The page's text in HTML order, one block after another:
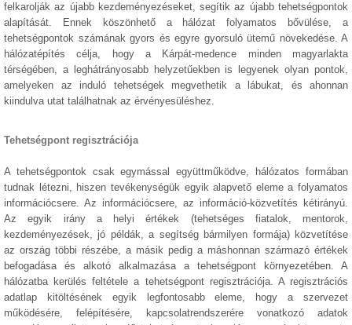
felkarolják az újabb kezdeményezéseket, segítik az újabb tehetségpontok
alapítását. Ennek köszönhető a hálózat folyamatos bővülése, a
tehetségpontok számának gyors és egyre gyorsuló ütemű növekedése. A
hálózatépítés célja, hogy a Kárpát-medence minden magyarlakta
térségében, a leghátrányosabb helyzetűekben is legyenek olyan pontok,
amelyeken az induló tehetségek megvethetik a lábukat, és ahonnan
kiindulva utat találhatnak az érvényesüléshez.
Tehetségpont regisztrációja
A tehetségpontok csak egymással együttműködve, hálózatos formában
tudnak létezni, hiszen tevékenységük egyik alapvető eleme a folyamatos
információcsere. Az információcsere, az információ-közvetítés kétirányú.
Az egyik irány a helyi értékek (tehetséges fiatalok, mentorok,
kezdeményezések, jó példák, a segítség bármilyen formája) közvetítése
az ország többi részébe, a másik pedig a máshonnan származó értékek
befogadása és alkotó alkalmazása a tehetségpont környezetében. A
hálózatba kerülés feltétele a tehetségpont regisztrációja. A regisztrációs
adatlap kitöltésének egyik legfontosabb eleme, hogy a szervezet
működésére, felépítésére, kapcsolatrendszerére vonatkozó adatok